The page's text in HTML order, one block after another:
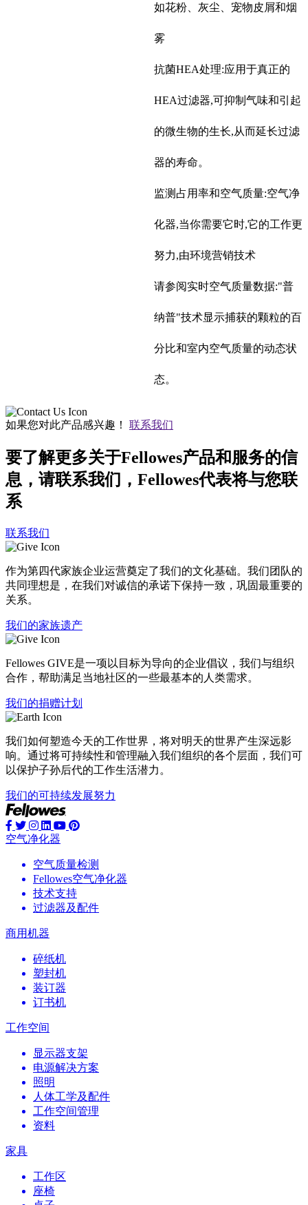
如花粉、灰尘、宠物皮屑和烟
雾
抗菌HEA处理:应用于真正的
HEA过滤器,可抑制气味和引起
的微生物的生长,从而延长过滤
器的寿命。
监测占用率和空气质量:空气净
化器,当你需要它时,它的工作更
努力,由环境营销技术
请参阅实时空气质量数据:"普
纳普"技术显示捕获的颗粒的百
分比和室内空气质量的动态状
态。
如果您对此产品感兴趣！ 联系我们
要了解更多关于Fellowes产品和服务的信
息，请联系我们，Fellowes代表将与您联
系
联系我们
作为第四代家族企业运营奠定了我们的文化基础。我们团队的
共同理想是，在我们对诚信的承诺下保持一致，巩固最重要的
关系。
我们的家族遗产
Fellowes GIVE是一项以目标为导向的企业倡议，我们与组织
合作，帮助满足当地社区的一些最基本的人类需求。
我们的捐赠计划
我们如何塑造今天的工作世界，将对明天的世界产生深远影
响。通过将可持续性和管理融入我们组织的各个层面，我们可
以保护子孙后代的工作生活潜力。
我们的可持续发展努力
空气净化器
空气质量检测
Fellowes空气净化器
技术支持
过滤器及配件
商用机器
碎纸机
塑封机
装订器
订书机
工作空间
显示器支架
电源解决方案
照明
人体工学及配件
工作空间管理
资料
家具
工作区
座椅